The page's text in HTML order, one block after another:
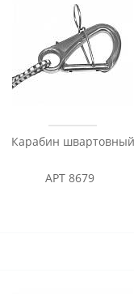
Карабин швартовный
АРТ 8679